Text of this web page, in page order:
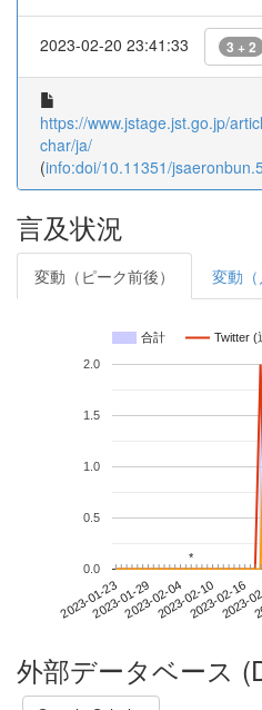
2023-02-20 23:41:33 3 + 2
https://www.jstage.jst.go.jp/
char/ja/
(info:doi/10.11351/
言及状況
変動（ピーク前後） 変動（
合計 Twitter (
2023-01-232023-01-292023-02-042023-02-102023-02-16
2023-
0.0
0.5
1.0
1.5
2.0
**
外部データベース